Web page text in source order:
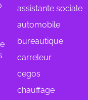
assistante sociale
automobile
bureautique
carreleur
cegos
chauffage